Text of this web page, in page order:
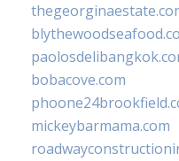
bobacove.com
mickeybarmama.com